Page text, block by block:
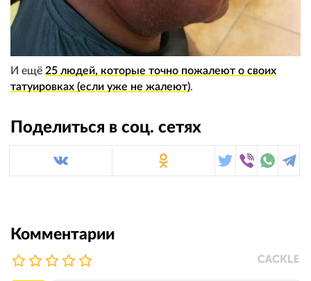
И ещё 25 людей, которые точно пожалеют о своих
татуировках (если уже не жалеют).
Поделиться в соц. сетях
Комментарии